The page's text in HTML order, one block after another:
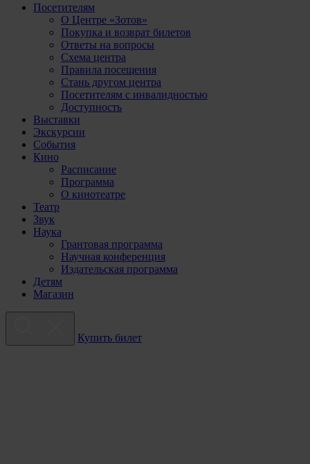
Посетителям
О Центре «Зотов»
Покупка и возврат билетов
Ответы на вопросы
Схема центра
Правила посещения
Стань другом центра
Посетителям с инвалидностью
Доступность
Выставки
Экскурсии
События
Кино
Расписание
Программа
О кинотеатре
Театр
Звук
Наука
Грантовая программа
Научная конференция
Издательская программа
Детям
Магазин
Купить билет